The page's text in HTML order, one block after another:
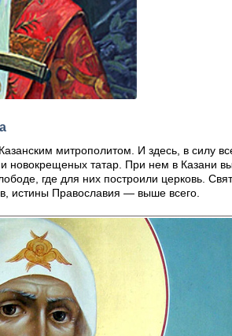
митрополитом. И здесь, в силу
новокрещеных татар. При нем в Казани
где для них построили церковь.
истины Православия — выше всего.